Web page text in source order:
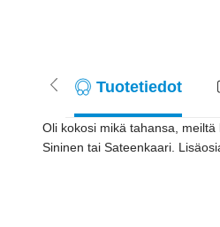
Tuotetiedot
Oli kokosi mikä tahansa,
Sininen tai Sateenkaari.